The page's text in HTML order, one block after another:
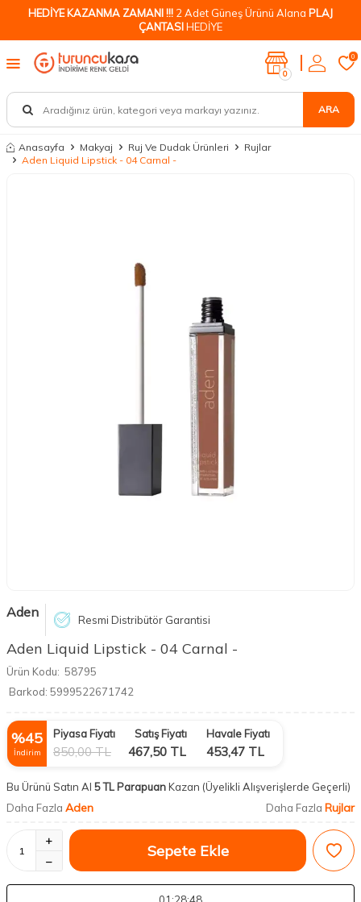
HEDİYE KAZANMA ZAMANI !!! 2 Adet Güneş Ürünü Alana PLAJ
ÇANTASIHEDİYE
ARA
0
0
Anasayfa Makyaj Ruj Ve Dudak Ürünleri
Rujlar
Aden Liquid Lipstick - 04 Carnal -
Aden Resmi Distribütör Garantisi
Aden Liquid Lipstick - 04 Carnal -
Ürün Kodu: 58795
Barkod: 5999522671742
%45
İndirim
Piyasa Fiyatı
850,00TL
Satış Fiyatı
467,50 TL
Havale Fiyatı
453,47 TL
Bu Ürünü Satın Al 5 TL ParapuanKazan (Üyelikli Alışverişlerde Geçerli)
Daha Fazla Aden Daha Fazla Rujlar
Sepete Ekle